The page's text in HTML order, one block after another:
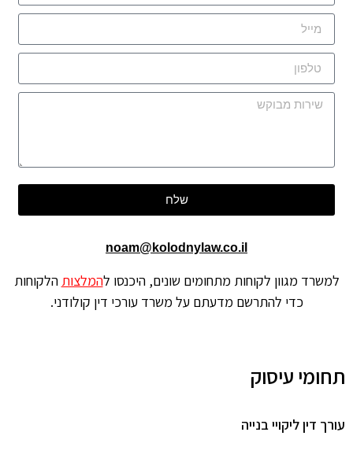
noam@kolodnylaw.co.il
מגוון לקוחות מתחומים שונים, היכנסו להמלצותהלקוחות
כדי להתרשם מדעתם על משרד עורכי דין קולודני.
עיסוק
דין ליקויי בנייה